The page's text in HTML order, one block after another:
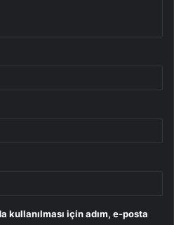
kullanılması için adım, e-posta